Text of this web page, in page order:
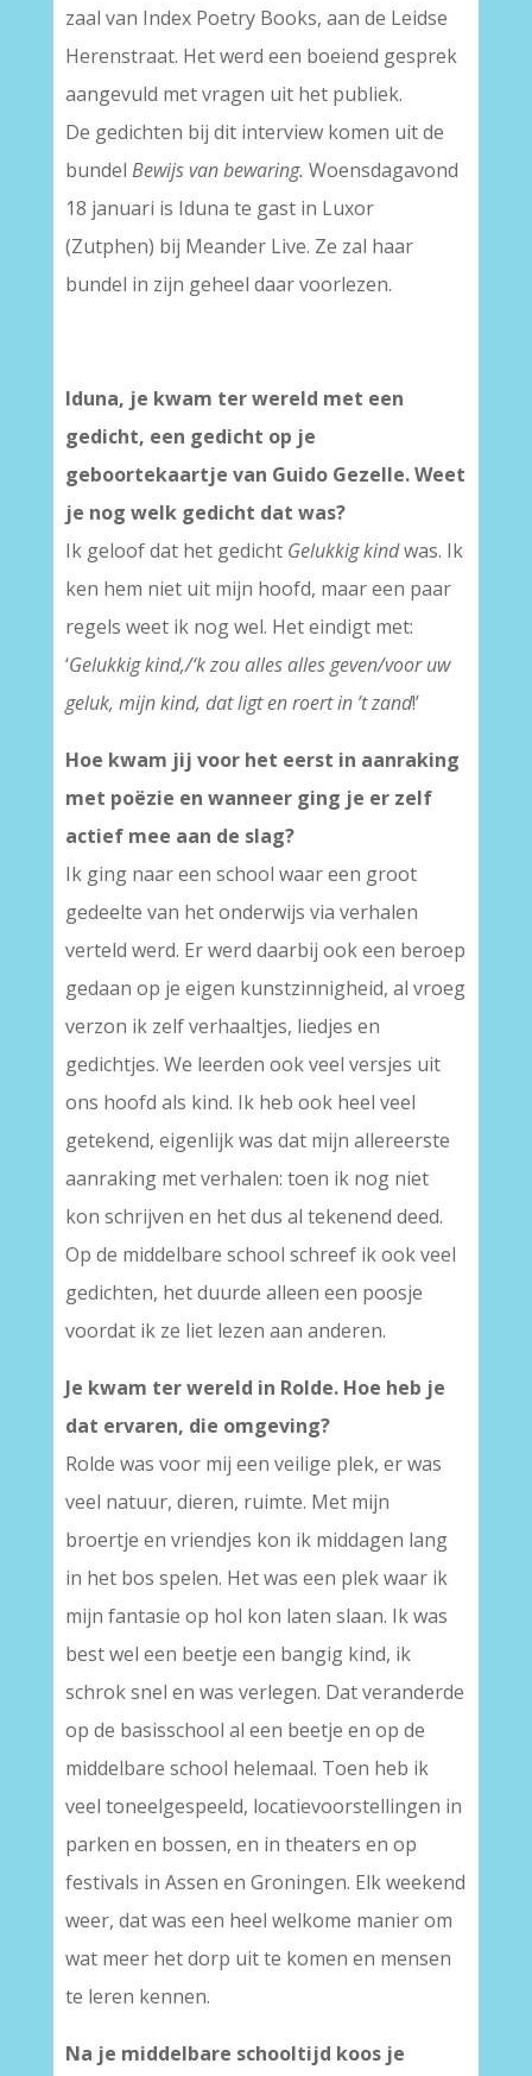
zaal van Index Poetry Books, aan de Leidse
Herenstraat. Het werd een boeiend gesprek
aangevuld met vragen uit het publiek.
De gedichten bij dit interview komen uit de
bundel Bewijs van bewaring. Woensdagavond
18 januari is Iduna te gast in Luxor
(Zutphen) bij Meander Live. Ze zal haar
bundel in zijn geheel daar voorlezen.
Iduna, je kwam ter wereld met een
gedicht, een gedicht op je
geboortekaartje van Guido Gezelle. Weet
je nog welk gedicht dat was?
Ik geloof dat het gedicht Gelukkig kindwas. Ik
ken hem niet uit mijn hoofd, maar een paar
regels weet ik nog wel. Het eindigt met:
‘Gelukkig kind,/‘k zou alles alles geven/voor uw
geluk, mijn kind, dat ligt en roert in ’t zand!’
Hoe kwam jij voor het eerst in aanraking
met poëzie en wanneer ging je er zelf
actief mee aan de slag?
Ik ging naar een school waar een groot
gedeelte van het onderwijs via verhalen
verteld werd. Er werd daarbij ook een beroep
gedaan op je eigen kunstzinnigheid, al vroeg
verzon ik zelf verhaaltjes, liedjes en
gedichtjes. We leerden ook veel versjes uit
ons hoofd als kind. Ik heb ook heel veel
getekend, eigenlijk was dat mijn allereerste
aanraking met verhalen: toen ik nog niet
kon schrijven en het dus al tekenend deed.
Op de middelbare school schreef ik ook veel
gedichten, het duurde alleen een poosje
voordat ik ze liet lezen aan anderen.
Je kwam ter wereld in Rolde. Hoe heb je
dat ervaren, die omgeving?
Rolde was voor mij een veilige plek, er was
veel natuur, dieren, ruimte. Met mijn
broertje en vriendjes kon ik middagen lang
in het bos spelen. Het was een plek waar ik
mijn fantasie op hol kon laten slaan. Ik was
best wel een beetje een bangig kind, ik
schrok snel en was verlegen. Dat veranderde
op de basisschool al een beetje en op de
middelbare school helemaal. Toen heb ik
veel toneelgespeeld, locatievoorstellingen in
parken en bossen, en in theaters en op
festivals in Assen en Groningen. Elk weekend
weer, dat was een heel welkome manier om
wat meer het dorp uit te komen en mensen
te leren kennen.
Na je middelbare schooltijd koos je